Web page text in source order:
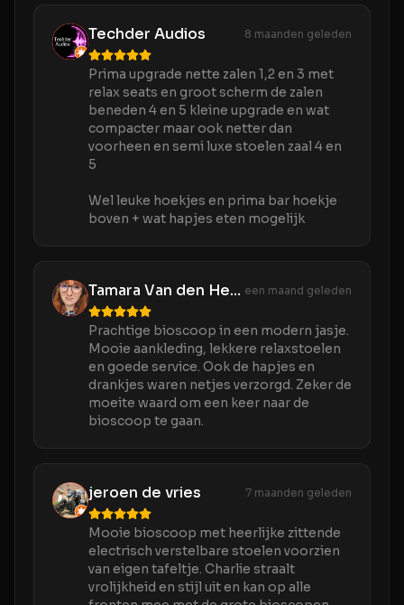
Techder Audios 8 maanden geleden
Prima upgrade nette zalen 1,2 en 3 met
relax seats en groot scherm de zalen
beneden 4 en 5 kleine upgrade en wat
compacter maar ook netter dan
voorheen en semi luxe stoelen zaal 4 en
5
Wel leuke hoekjes en prima bar hoekje
boven + wat hapjes eten mogelijk
Tamara Van den Hengel een maand geleden
Prachtige bioscoop in een modern jasje.
Mooie aankleding, lekkere relaxstoelen
en goede service. Ook de hapjes en
drankjes waren netjes verzorgd. Zeker de
moeite waard om een keer naar de
bioscoop te gaan.
jeroen de vries 7 maanden geleden
Mooie bioscoop met heerlijke zittende
electrisch verstelbare stoelen voorzien
van eigen tafeltje. Charlie straalt
vrolijkheid en stijl uit en kan op alle